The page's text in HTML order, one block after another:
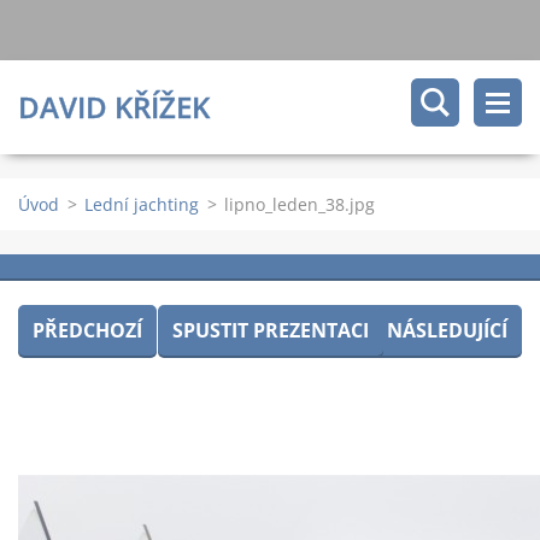
DAVID KŘÍŽEK
Úvod > Lední jachting > lipno_leden_38.jpg
PŘEDCHOZÍ SPUSTIT PREZENTACI NÁSLEDUJÍCÍ